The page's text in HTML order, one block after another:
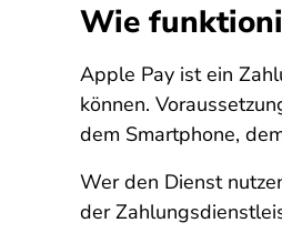
Wie
Apple Pay ist ein
können.
dem Smartphone,
Wer den Dienst
der